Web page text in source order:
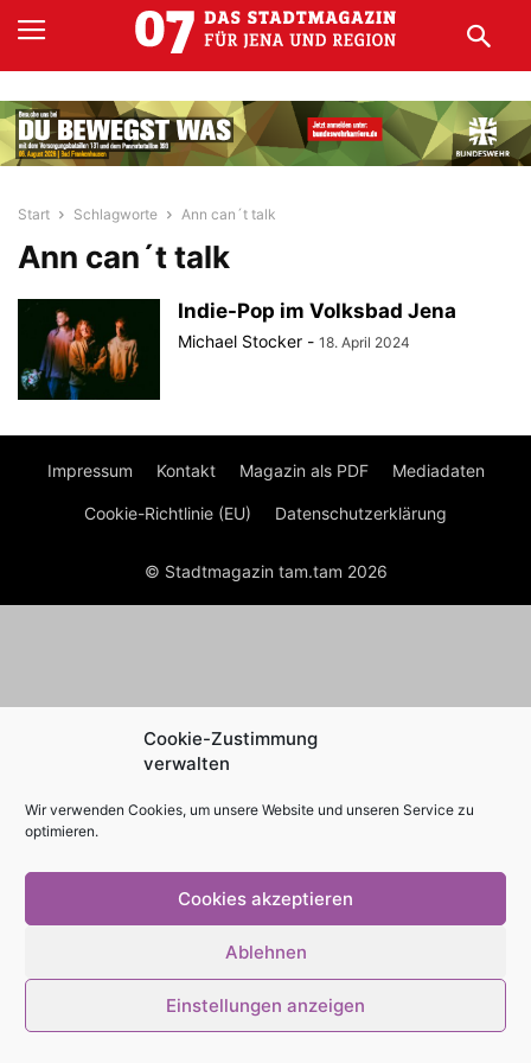
Cookie-Zustimmung
verwalten
Wir verwenden Cookies, um unsere Website und unseren Service zu
optimieren.
Cookies akzeptieren
Ablehnen
Einstellungen anzeigen
Start Schlagworte Ann can´t talk
Ann can´t talk
Indie-Pop im Volksbad Jena
Michael Stocker - 18. April 2024
Impressum Kontakt Magazin als PDF Mediadaten
Cookie-Richtlinie (EU) Datenschutzerklärung
© Stadtmagazin tam.tam 2026